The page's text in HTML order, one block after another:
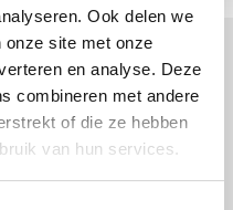
Ook delen we
onze site met onze
en analyse. Deze
combineren met andere
of die ze hebben
van hun services.